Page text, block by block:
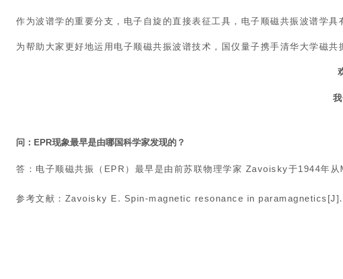
作为波谱学的重要分支，电子自旋的直接表征工具，电子顺磁共振波谱学
为帮助大家更好地运用电子顺磁共振波谱技术，国仪量子携手清华大学磁
问：EPR现象最早是由哪国科学家发现的？
答： 电子顺磁共振（EPR）最早是由前苏联物理学家 Zavoisky于1944年从
参考文献：Zavoisky E. Spin-magnetic resonance in